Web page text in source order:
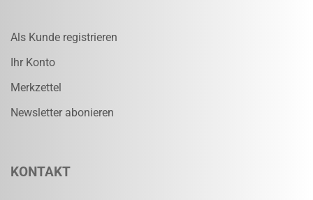
Als Kunde registrieren
Ihr Konto
Merkzettel
Newsletter abonieren
KONTAKT